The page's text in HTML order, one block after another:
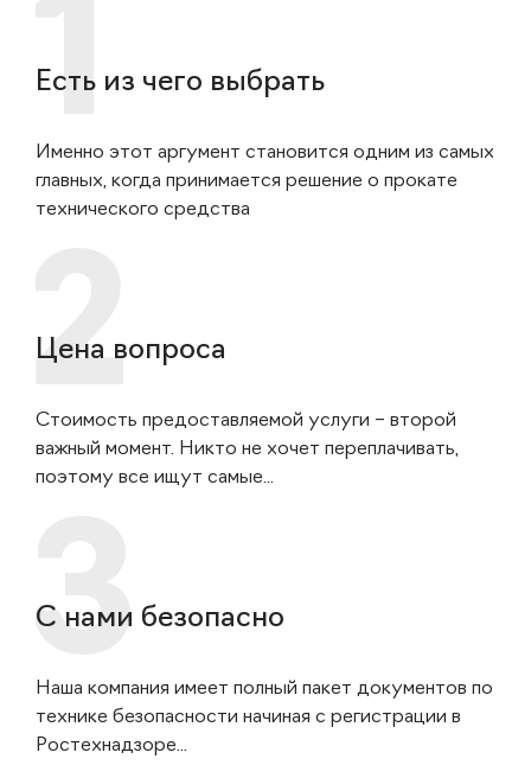
Есть из чего выбрать
Именно этот аргумент становится одним из самых
главных, когда принимается решение о прокате
технического средства
Цена вопроса
Стоимость предоставляемой услуги – второй
важный момент. Никто не хочет переплачивать,
поэтому все ищут самые...
С нами безопасно
Наша компания имеет полный пакет документов по
технике безопасности начиная с регистрации в
Ростехнадзоре...